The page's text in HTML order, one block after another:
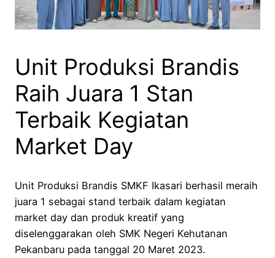
Unit Produksi Brandis
Raih Juara 1 Stan
Terbaik Kegiatan
Market Day
Unit Produksi Brandis SMKF Ikasari berhasil meraih
juara 1 sebagai stand terbaik dalam kegiatan
market day dan produk kreatif yang
diselenggarakan oleh SMK Negeri Kehutanan
Pekanbaru pada tanggal 20 Maret 2023.